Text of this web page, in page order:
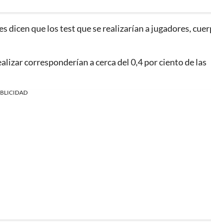
dicen que los test que se realizarían a jugadores,
corresponderían a cerca del 0,4 por ciento de las